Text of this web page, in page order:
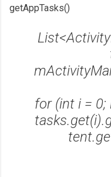
getAppTasks()
for (int i = 0;